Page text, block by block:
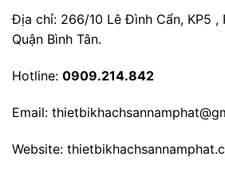
Địa chỉ: 266/10 Lê Đình Cẩn, KP5 ,
Quận Bình Tân.
Hotline: 0909.214.842
Email:
Website: